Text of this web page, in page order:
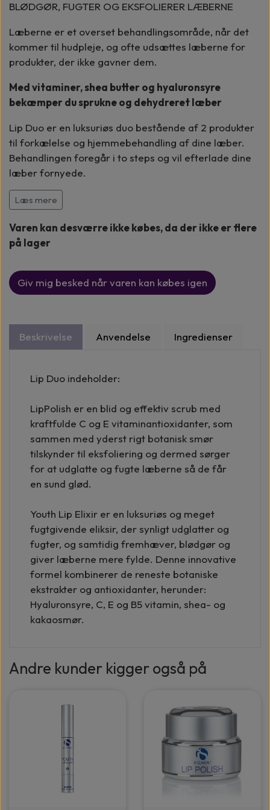
BLØDGØR, FUGTER OG EKSFOLIERER LÆBERNE
Læberne er et overset behandlingsområde, når det
kommer til hudpleje, og ofte udsættes læberne for
produkter, der ikke gavner dem.
Med vitaminer, shea butter og hyaluronsyre
bekæmper du sprukne og dehydreret læber
Lip Duo er en luksuriøs duo bestående af 2 produkter
til forkælelse og hjemmebehandling af dine læber.
Behandlingen foregår i to steps og vil efterlade dine
læber fornyede.
LIP POLISH hjælper med at glatte og hydrere dine
læber gennem peeling, og efterlader dem med en
sund glød.
læber ved atforbedre, blødgøre og plumpe læbernes
udseende
læber i to klinisk dokumenterede trin.
Læs mere
Varen kan desværre ikke købes, da der ikke er flere
på lager
Giv mig besked når varen kan købes igen
Beskrivelse Anvendelse Ingredienser
Lip Duo indeholder:
LipPolish er en blid og effektiv scrub med
kraftfulde C og E vitaminantioxidanter, som
sammen med yderst rigt botanisk smør
tilskynder til eksfoliering og dermed sørger
for at udglatte og fugte læberne så de får
en sund glød.
Youth Lip Elixir er en luksuriøs og meget
fugtgivende eliksir, der synligt udglatter og
fugter, og samtidig fremhæver, blødgør og
giver læberne mere fylde. Denne innovative
formel kombinerer de reneste botaniske
ekstrakter og antioxidanter, herunder:
Hyaluronsyre, C, E og B5 vitamin, shea- og
kakaosmør.
Andre kunder kigger også på